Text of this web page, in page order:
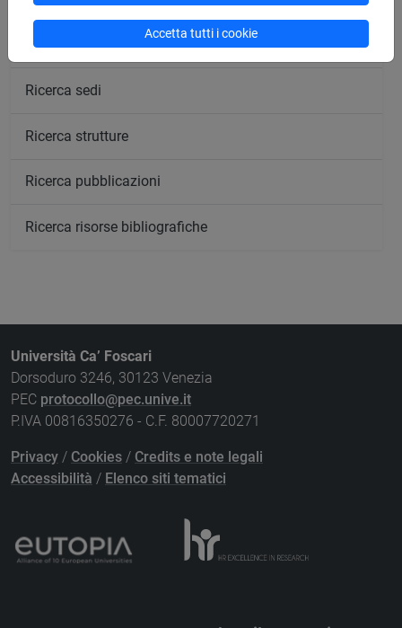
Ricerca aule
Ricerca sedi
Ricerca strutture
Ricerca pubblicazioni
Ricerca risorse bibliografiche
Università Ca’ Foscari
Dorsoduro 3246, 30123 Venezia
PEC protocollo@pec.unive.it
P.IVA 00816350276 - C.F. 80007720271
Privacy / Cookies / Credits e note legali
Accessibilità / Elenco siti tematici
Accetta tutti i cookie